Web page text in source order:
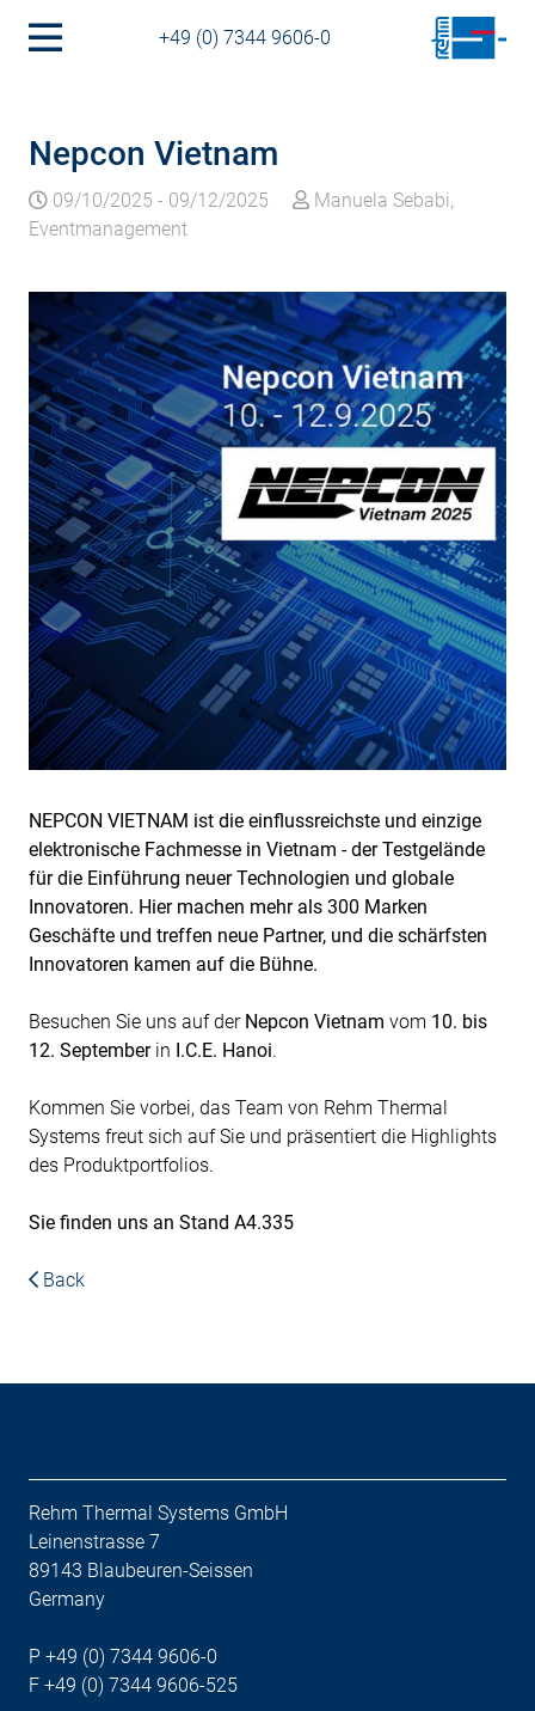
+49 (0) 7344 9606-0
Nepcon Vietnam
09/10/2025 - 09/12/2025
Manuela Sebabi,
Eventmanagement
NEPCON VIETNAM ist die einflussreichste und einzige
elektronische Fachmesse in Vietnam - der Testgelände
für die Einführung neuer Technologien und globale
Innovatoren. Hier machen mehr als 300 Marken
Geschäfte und treffen neue Partner, und die schärfsten
Innovatoren kamen auf die Bühne.​
Besuchen Sie uns auf der Nepcon Vietnam vom 10. bis
12. Septemberin I.C.E. Hanoi.
Kommen Sie vorbei, das Team von Rehm Thermal
Systems freut sich auf Sie und präsentiert die Highlights
des Produktportfolios.
Sie finden uns an Stand A4.335
Back
Rehm Thermal Systems GmbH
Leinenstrasse 7
89143 Blaubeuren-Seissen
Germany
P +49 (0) 7344 9606-0
F +49 (0) 7344 9606-525